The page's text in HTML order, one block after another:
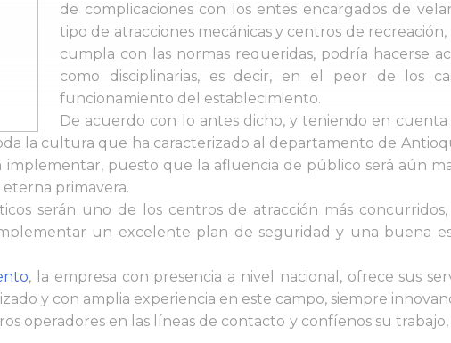
de complicaciones con los entes encargados de
tipo de atracciones mecánicas y centros de
cumpla con las normas requeridas, podría hacerse
como disciplinarias, es decir, en el peor de los
funcionamiento del establecimiento.
De acuerdo con lo antes dicho, y teniendo en
la cultura que ha caracterizado al departamento de
implementar, puesto que la afluencia de público será aún
primavera.
serán uno de los centros de atracción más
un excelente plan de seguridad y una buena
, la empresa con presencia a nivel nacional, ofrece sus
y con amplia experiencia en este campo, siempre
operadores en las líneas de contacto y confíenos su